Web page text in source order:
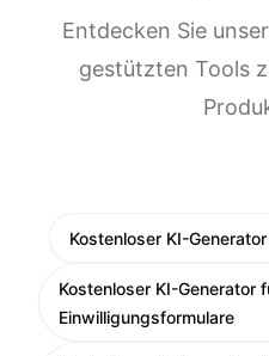
Entdecken Sie
gestützten Tools
Kostenloser KI-
Kostenloser KI-Generator
Einwilligungsformulare